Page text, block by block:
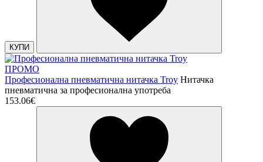
КУПИ
ПРОМО
Професионална пневматична нитачка Troy Нитачка
пневматична за професионална употреба
153.06€